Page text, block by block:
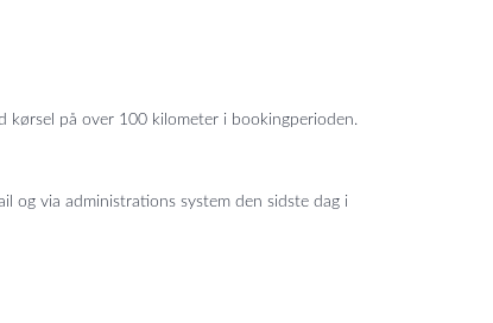
på over 100 kilometer i bookingperioden.
og via administrations system den sidste dag i